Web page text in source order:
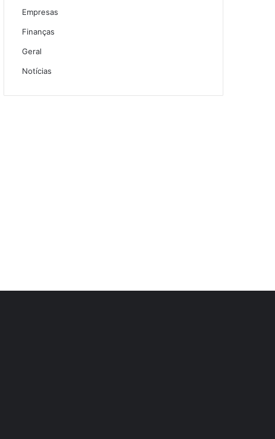
Empresas
Finanças
Geral
Notícias